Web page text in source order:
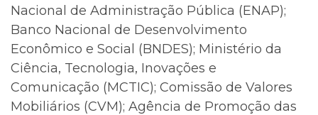
Nacional de Administração Pública (ENAP);
Banco Nacional de Desenvolvimento
Econômico e Social (BNDES); Ministério da
Ciência, Tecnologia, Inovações e
Comunicação (MCTIC); Comissão de Valores
Mobiliários (CVM); Agência de Promoção das